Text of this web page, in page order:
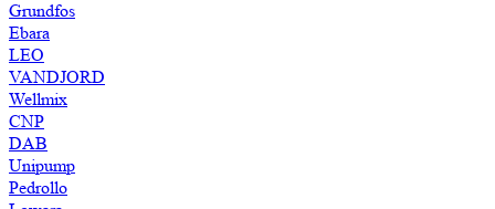
Grundfos
Ebara
LEO
VANDJORD
Wellmix
CNP
DAB
Unipump
Pedrollo